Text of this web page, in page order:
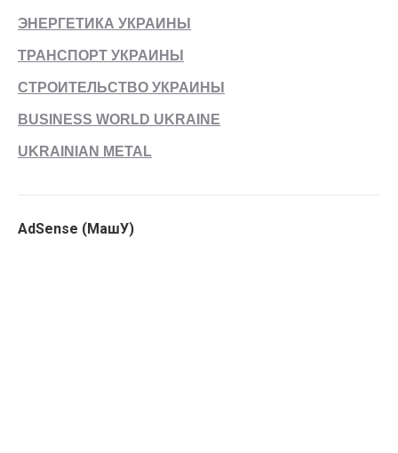
ЭНЕРГЕТИКА УКРАИНЫ
ТРАНСПОРТ УКРАИНЫ
СТРОИТЕЛЬСТВО УКРАИНЫ
BUSINESS WORLD UKRAINE
UKRAINIAN METAL
AdSense (МашУ)